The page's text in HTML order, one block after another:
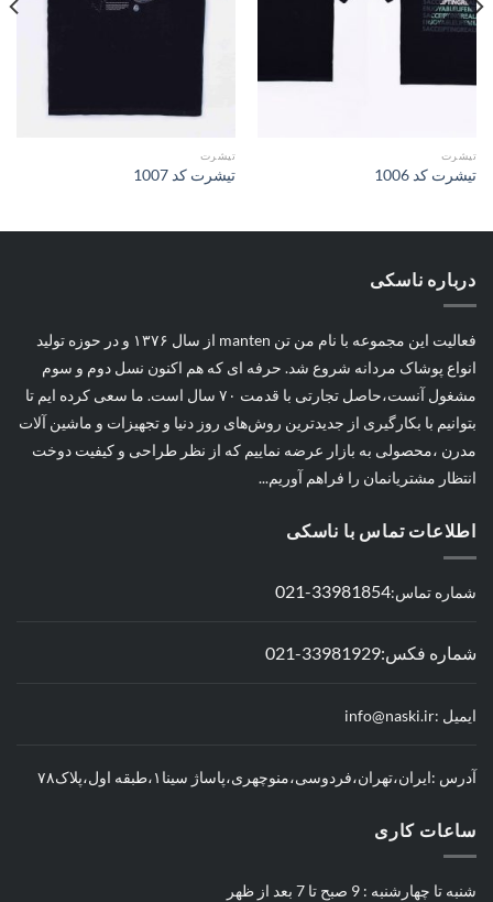
تیشرت
تیشرت کد 1006
تیشرت
تیشرت کد 1007
درباره ناسکی
فعالیت این مجموعه با نام من تن manten از سال ۱۳۷۶ و در حوزه تولید
انواع پوشاک مردانه شروع شد. حرفه ای که هم اکنون نسل دوم و سوم
مشغول آنست،حاصل تجارتی با قدمت ۷۰ سال است. ما سعی کرده ایم تا
بتوانیم با بکارگیری از جدیدترین روش‌های روز دنیا و تجهیزات و ماشین آلات
مدرن ،محصولی به بازار عرضه نماییم که از نظر طراحی و کیفیت دوخت
انتظار مشتریانمان را فراهم آوریم...
اطلاعات تماس با ناسکی
شماره تماس:33981854-021
شماره فکس:33981929-021
ایمیل :info@naski.ir
آدرس :ایران،تهران،فردوسی،منوچهری،پاساژ سینا۱،طبقه اول،پلاک۷۸
ساعات کاری
شنبه تا چهارشنبه : 9 صبح تا 7 بعد از ظهر